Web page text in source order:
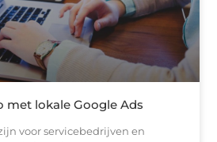
met lokale Google Ads
voor servicebedrijven en